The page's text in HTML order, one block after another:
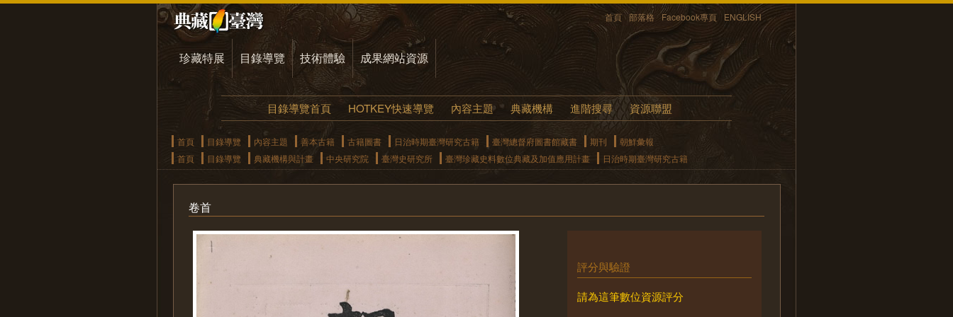
首頁 部落格 Facebook專頁 ENGLISH
珍藏特展 目錄導覽 技術體驗 成果網站資源
目錄導覽首頁 HOTKEY快速導覽 內容主題 典藏機構 進階搜尋 資源聯盟
首頁 目錄導覽 內容主題 善本古籍 古籍圖書 日治時期臺灣研究古籍 臺灣總督府圖書館藏書 期刊
朝鮮彙報
首頁
目錄導覽 典藏機構與計畫 中央研究院 臺灣史研究所 臺灣珍藏史料數位典藏及加值應用計畫 日治時期臺灣研究古籍
卷首
評分與驗證
請為這筆數位資源評分